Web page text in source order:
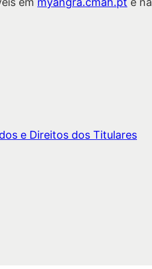
e Direitos dos Titulares